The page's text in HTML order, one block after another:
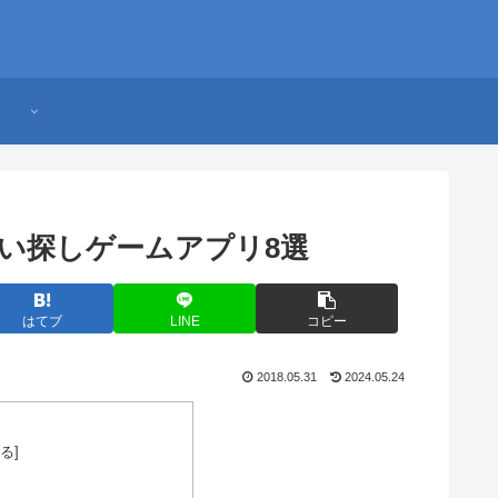
探しゲームアプリ8選
はてブ LINE コピー
2018.05.31 2024.05.24